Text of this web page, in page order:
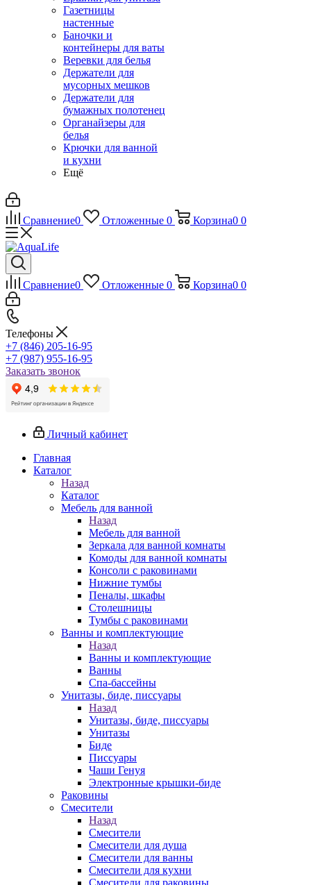
Газетницы
настенные
Баночки и
контейнеры для ваты
Веревки для белья
Держатели для
мусорных мешков
Держатели для
бумажных полотенец
Органайзеры для
белья
Крючки для ванной
и кухни
Ещё
Сравнение0 Отложенные 0 Корзина0 0
Сравнение0 Отложенные 0 Корзина0 0
Телефоны
+7 (846) 205-16-95
+7 (987) 955-16-95
Заказать звонок
Личный кабинет
Главная
Каталог
Назад
Каталог
Мебель для ванной
Назад
Мебель для ванной
Зеркала для ванной комнаты
Комоды для ванной комнаты
Консоли с раковинами
Нижние тумбы
Пеналы, шкафы
Столешницы
Тумбы с раковинами
Ванны и комплектующие
Назад
Ванны и комплектующие
Ванны
Спа-бассейны
Унитазы, биде, писсуары
Назад
Унитазы, биде, писсуары
Унитазы
Биде
Писсуары
Чаши Генуя
Электронные крышки-биде
Раковины
Смесители
Назад
Смесители
Смесители для душа
Смесители для ванны
Смесители для кухни
Смесители для раковины